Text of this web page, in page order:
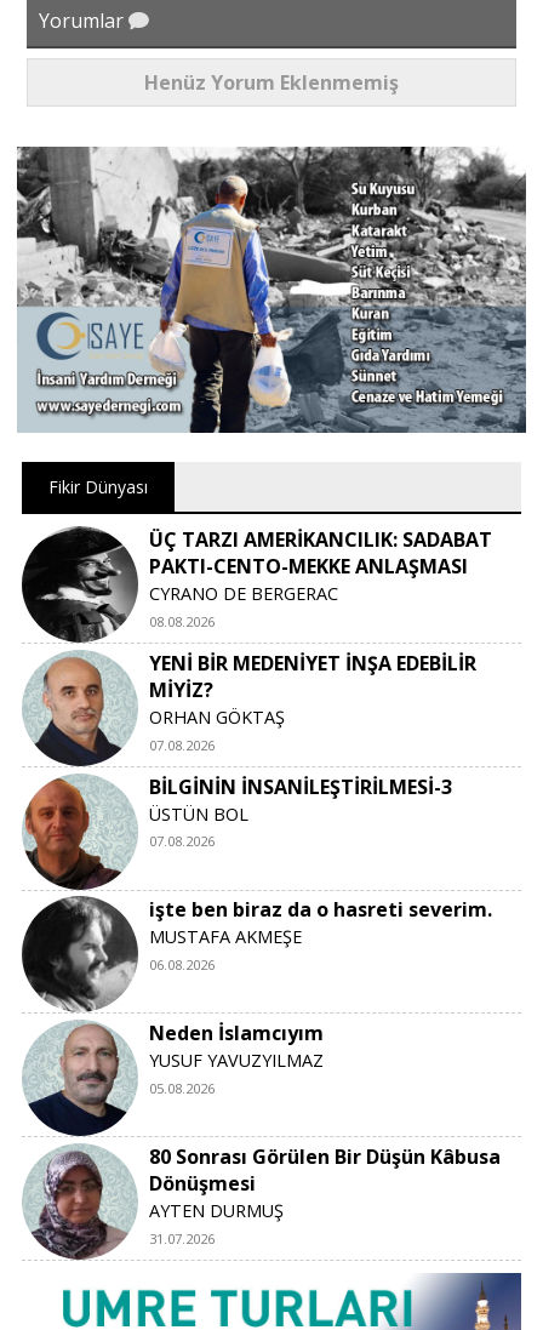
Yorumlar
Henüz Yorum Eklenmemiş
Fikir Dünyası
ÜÇ TARZI AMERİKANCILIK: SADABAT
PAKTI-CENTO-MEKKE ANLAŞMASI
CYRANO DE BERGERAC
08.08.2026
YENİ BİR MEDENİYET İNŞA EDEBİLİR
MİYİZ?
ORHAN GÖKTAŞ
07.08.2026
BİLGİNİN İNSANİLEŞTİRİLMESİ-3
ÜSTÜN BOL
07.08.2026
işte ben biraz da o hasreti severim.
MUSTAFA AKMEŞE
06.08.2026
Neden İslamcıyım
YUSUF YAVUZYILMAZ
05.08.2026
80 Sonrası Görülen Bir Düşün Kâbusa
Dönüşmesi
AYTEN DURMUŞ
31.07.2026